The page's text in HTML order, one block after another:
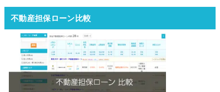
不動産担保ローン比較